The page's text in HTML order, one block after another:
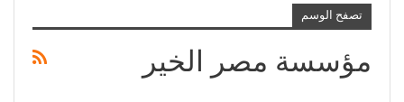
تصفح الوسم
مؤسسة مصر الخير